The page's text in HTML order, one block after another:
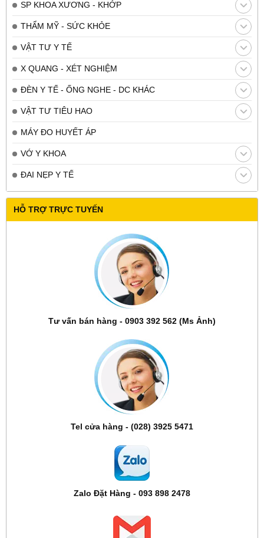
SP KHOA XƯƠNG - KHỚP
THẨM MỸ - SỨC KHỎE
VẬT TƯ Y TẾ
X QUANG - XÉT NGHIỆM
ĐÈN Y TẾ - ỐNG NGHE - DC KHÁC
VẬT TƯ TIÊU HAO
MÁY ĐO HUYẾT ÁP
VỚ Y KHOA
ĐAI NẸP Y TẾ
HỖ TRỢ TRỰC TUYẾN
Tư vấn bán hàng - 0903 392 562 (Ms Ảnh)
Tel cửa hàng - (028) 3925 5471
Zalo Đặt Hàng - 093 898 2478